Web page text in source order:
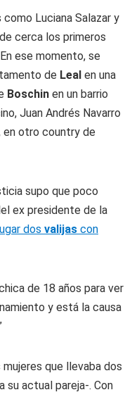
Luciana Salazar y
cerca los primeros
ese momento, se
de Leal en una
Boschin en un barrio
Juan Andrés Navarro
en otro country de
supo que poco
ex presidente de la
dos valijas con
de 18 años para ver
y está la causa
que llevaba dos
su actual pareja-. Con